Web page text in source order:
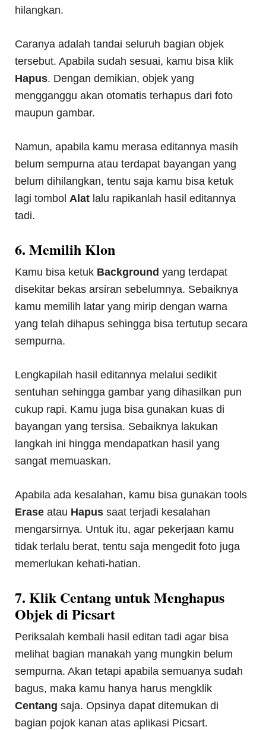
hilangkan.
Caranya adalah tandai seluruh bagian objek
tersebut. Apabila sudah sesuai, kamu bisa klik
Hapus. Dengan demikian, objek yang
mengganggu akan otomatis terhapus dari foto
maupun gambar.
Namun, apabila kamu merasa editannya masih
belum sempurna atau terdapat bayangan yang
belum dihilangkan, tentu saja kamu bisa ketuk
lagi tombolAlat lalu rapikanlah hasil editannya
tadi.
6. Memilih Klon
Kamu bisa ketuk Background yang terdapat
disekitar bekas arsiran sebelumnya. Sebaiknya
kamu memilih latar yang mirip dengan warna
yang telah dihapus sehingga bisa tertutup secara
sempurna.
Lengkapilah hasil editannya melalui sedikit
sentuhan sehingga gambar yang dihasilkan pun
cukup rapi. Kamu juga bisa gunakan kuas di
bayangan yang tersisa. Sebaiknya lakukan
langkah ini hingga mendapatkan hasil yang
sangat memuaskan.
Apabila ada kesalahan, kamu bisa gunakan tools
Erase atau Hapus saat terjadi kesalahan
mengarsirnya. Untuk itu, agar pekerjaan kamu
tidak terlalu berat, tentu saja mengedit foto juga
memerlukan kehati-hatian.
7. Klik Centang untuk Menghapus
Objek di Picsart
Periksalah kembali hasil editan tadi agar bisa
melihat bagian manakah yang mungkin belum
sempurna. Akan tetapi apabila semuanya sudah
bagus, maka kamu hanya harus mengklik
Centang saja. Opsinya dapat ditemukan di
bagian pojok kanan atas aplikasi Picsart.